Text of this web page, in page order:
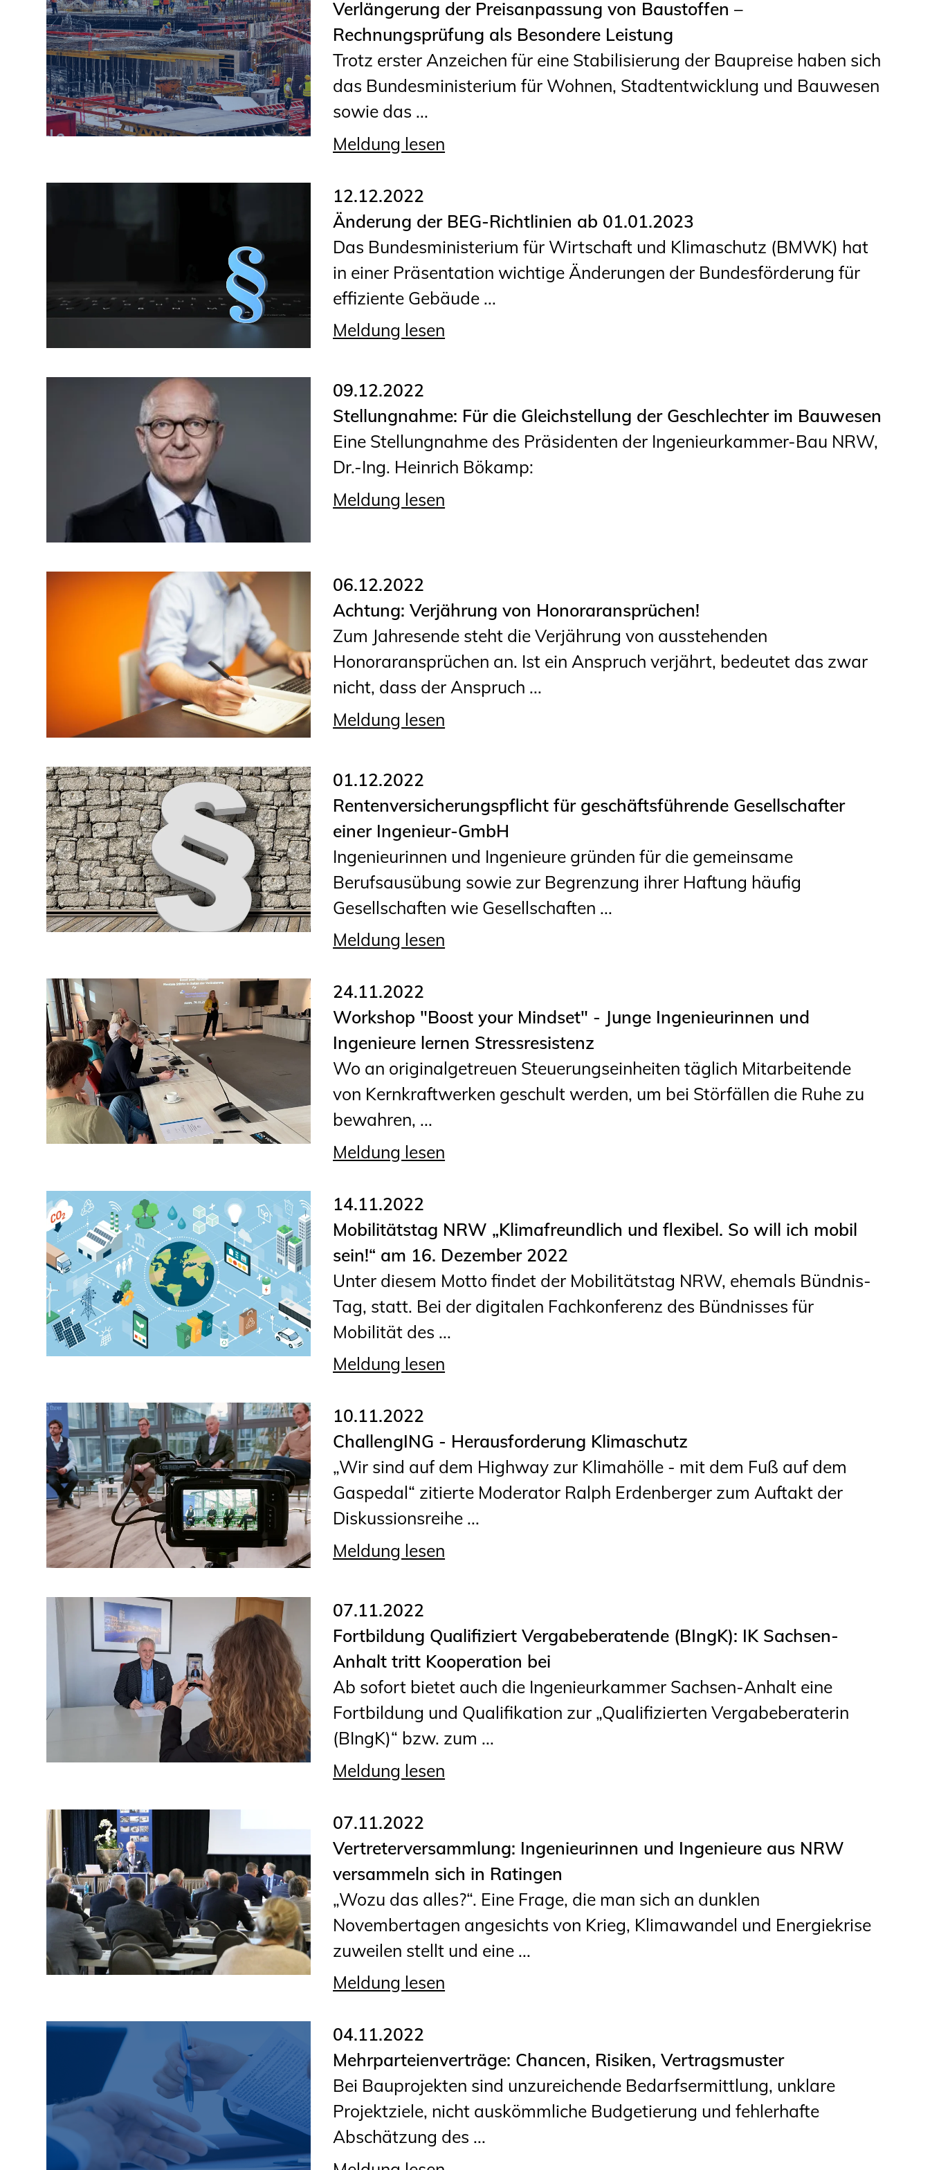
Geschäftsstelle
Mitgliedschaft
Veranstaltungsformate
Unsere Publikationen
Informationen für
Fortbildungsträger
Fortbildung/Seminare
Informationen für
Ingenieurinnen und Ingenieure
Recht
Planungswettbewerbe
Stellenbörse
Staatlich anerkannte
Sachverständige
Öffentlich bestellte und
vereidigte Sachverständige
Bauvorlageberechtigte
Sachkundige für Zustands- und
Funktionsprüfung privater
Abwasserleitungen
Vereinbarungen mit
Ingenieurkammern
Zusatzqualifikationen
Informationen für
und Studierende
Projekte für
Programm
Wissenswertes für
Studierende
Presse
Verlängerung der Preisanpassung von Baustoffen –
Rechnungsprüfung als Besondere Leistung
Trotz erster Anzeichen für eine Stabilisierung der Baupreise haben sich
das Bundesministerium für Wohnen, Stadtentwicklung und Bauwesen
sowie das ...
Meldung lesen
12.12.2022
Änderung der BEG-Richtlinien ab 01.01.2023
Das Bundesministerium für Wirtschaft und Klimaschutz (BMWK) hat
in einer Präsentation wichtige Änderungen der Bundesförderung für
effiziente Gebäude ...
Meldung lesen
09.12.2022
Stellungnahme: Für die Gleichstellung der Geschlechter im Bauwesen
Eine Stellungnahme des Präsidenten der Ingenieurkammer-Bau NRW,
Dr.-Ing. Heinrich Bökamp:
Meldung lesen
06.12.2022
Achtung: Verjährung von Honoraransprüchen!
Zum Jahresende steht die Verjährung von ausstehenden
Honoraransprüchen an. Ist ein Anspruch verjährt, bedeutet das zwar
nicht, dass der Anspruch ...
Meldung lesen
01.12.2022
Rentenversicherungspflicht für geschäftsführende Gesellschafter
einer Ingenieur-GmbH
Ingenieurinnen und Ingenieure gründen für die gemeinsame
Berufsausübung sowie zur Begrenzung ihrer Haftung häufig
Gesellschaften wie Gesellschaften ...
Meldung lesen
24.11.2022
Workshop "Boost your Mindset" - Junge Ingenieurinnen und
Ingenieure lernen Stressresistenz
Wo an originalgetreuen Steuerungseinheiten täglich Mitarbeitende
von Kernkraftwerken geschult werden, um bei Störfällen die Ruhe zu
bewahren, ...
Meldung lesen
14.11.2022
Mobilitätstag NRW „Klimafreundlich und flexibel. So will ich mobil
sein!“ am 16. Dezember 2022
Unter diesem Motto findet der Mobilitätstag NRW, ehemals Bündnis-​
Tag, statt. Bei der digitalen Fachkonferenz des Bündnisses für
Mobilität des ...
Meldung lesen
10.11.2022
ChallengING - Herausforderung Klimaschutz
„Wir sind auf dem Highway zur Klimahölle - mit dem Fuß auf dem
Gaspedal“ zitierte Moderator Ralph Erdenberger zum Auftakt der
Diskussionsreihe ...
Meldung lesen
07.11.2022
Fortbildung Qualifiziert Vergabeberatende (BIngK): IK Sachsen-
Anhalt tritt Kooperation bei
Ab sofort bietet auch die Ingenieurkammer Sachsen-Anhalt eine
Fortbildung und Qualifikation zur „Qualifizierten Vergabeberaterin
(BIngK)“ bzw. zum ...
Meldung lesen
07.11.2022
Vertreterversammlung: Ingenieurinnen und Ingenieure aus NRW
versammeln sich in Ratingen
„Wozu das alles?“. Eine Frage, die man sich an dunklen
Novembertagen angesichts von Krieg, Klimawandel und Energiekrise
zuweilen stellt und eine ...
Meldung lesen
04.11.2022
Mehrparteienverträge: Chancen, Risiken, Vertragsmuster
Bei Bauprojekten sind unzureichende Bedarfsermittlung, unklare
Projektziele, nicht auskömmliche Budgetierung und fehlerhafte
Abschätzung des ...